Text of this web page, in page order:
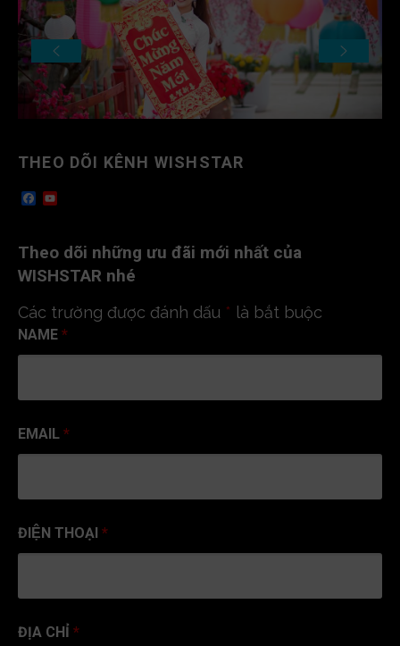
THEO DÕI KÊNH WISHSTAR
b
o
o
u
b
e
h
a
n
n
Theo dõi những ưu đãi mới nhất của
WISHSTAR nhé
Các trường được đánh dấu * là bắt buộc
NAME *
EMAIL *
ĐIỆN THOẠI *
ĐỊA CHỈ *